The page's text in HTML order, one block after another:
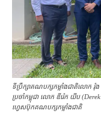
ទីប្រឹក្សា​គណបក្ស​កម្លាំង​ជាតិ​លោក រ៉ុ
ប្រចាំ​កម្ពុជា លោក ឌីរ៉េក យីប
ហ្វេសប៊ុក​គណបក្ស​កម្លាំង​ជាតិ